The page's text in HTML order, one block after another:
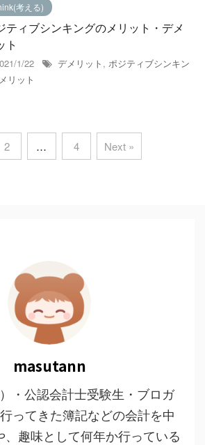
考える)
ティブシンキングのメリット・デメ
ト
1/22 デメリット , ポジティブシンキン
メリット
2 … 4 Next »
masutann
・公認会計士受験生・ブロガ
ってきた簿記などの会計を中
、趣味として何年か行っている